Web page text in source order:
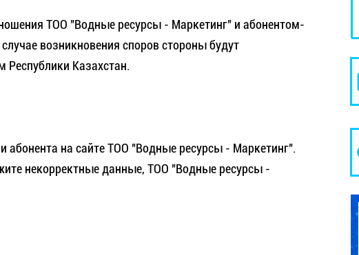
ТОО "Водные ресурсы - Маркетинг" и абонентом-
возникновения споров стороны будут
Республики Казахстан.
абонента на сайте ТОО "Водные ресурсы - Маркетинг".
некорректные данные, ТОО "Водные ресурсы -